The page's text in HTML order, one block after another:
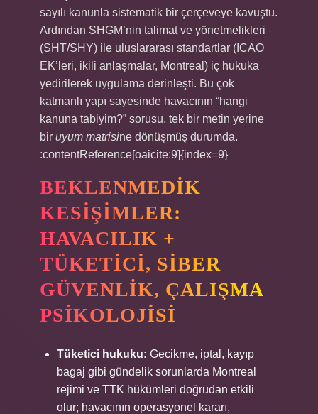
sayılı kanunla sistematik bir çerçeveye kavuştu.
Ardından SHGM’nin talimat ve yönetmelikleri
(SHT/SHY) ile uluslararası standartlar (ICAO
EK’leri, ikili anlaşmalar, Montreal) iç hukuka
yedirilerek uygulama derinleşti. Bu çok
katmanlı yapı sayesinde havacının “hangi
kanuna tabiyim?” sorusu, tek bir metin yerine
bir uyum matrisine dönüşmüş durumda.
:contentReference[oaicite:9]{index=9}
BEKLENMEDIK
KESIŞIMLER:
HAVACILIK +
TÜKETICI, SIBER
GÜVENLIK, ÇALIŞMA
PSIKOLOJISI
Tüketici hukuku: Gecikme, iptal, kayıp
bagaj gibi gündelik sorunlarda Montreal
rejimi ve TTK hükümleri doğrudan etkili
olur; havacının operasyonel kararı,